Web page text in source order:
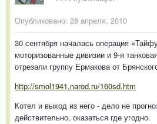
Опубликовано: 28 апреля, 2010
30 сентября началась операция
моторизованные дивизии и 9-я
отрезали группу Ермакова от
http://smol1941.narod.ru/160sd.htm
Котел и выход из него - дело не
действительно, оказаться где угодно.